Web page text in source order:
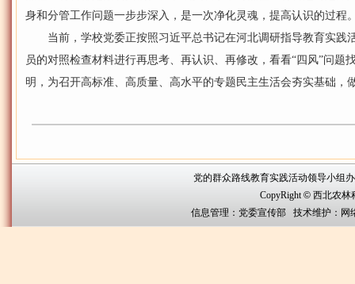
身和分管工作问题一步步深入，是一次净化灵魂，提高认识的过程
当前，学校党委正按照习近平总书记在河北调研指导教育实践
员的对照检查材料进行再思考、再认识、再修改，看看“四风”问题
明，为召开高标准、高质量、高水平的专题民主生活会夯实基础，
党的群众路线教育实践活动领导小组
CopyRight© 西北农林
信息管理：党委宣传部 技术维护：网